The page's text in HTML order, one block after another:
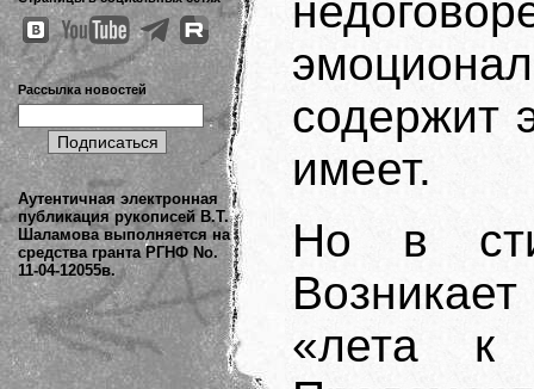
Рассылка новостей
Аутентичная электронная
публикация рукописей В.Т.
Шаламова выполняется на
средства гранта РГНФ No.
11-04-12055в.
содержит
имеет.
Но в
«лета к